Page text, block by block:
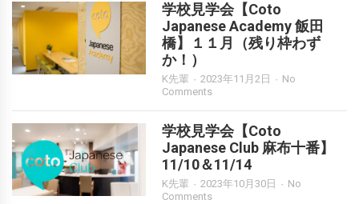
学校見学会【Coto
Japanese Academy 飯田
橋】１１月（残り枠わず
か！）
K先輩 2023年11月2日
No
Comments
学校見学会【Coto
Japanese Club 麻布十番】
11/10＆11/14
K先輩 2023年10月30日
No
Comments